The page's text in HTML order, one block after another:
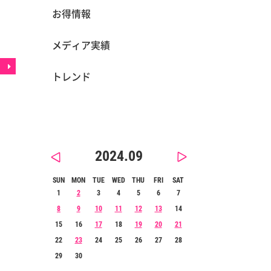
お得情報
メディア実績
トレンド
2024.09
SUN MON TUE WED THU FRI
SAT
1
2 3 4 5 6
7
8
9 10 11 12 13
14
15
16 17 18 19 20
21
22
23 24 25 26 27
28
29
30